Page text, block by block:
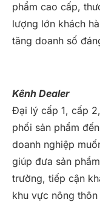
phẩm cao cấp,
lượng lớn khách
tăng doanh số
Kênh Dealer
Đại lý cấp 1, cấp
phối sản phẩm
doanh nghiệp
giúp đưa sản
trường, tiếp cận
khu vực nông